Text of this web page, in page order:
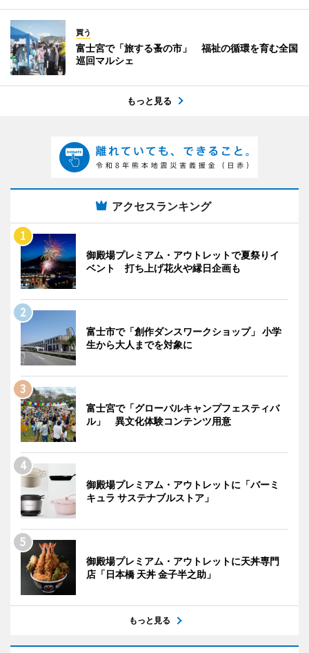
買う
富士宮で「旅する蚤の市」 福祉の循環を育む全国
巡回マルシェ
もっと見る
アクセスランキング
御殿場プレミアム・アウトレットで夏祭りイ
ベント 打ち上げ花火や縁日企画も
富士市で「創作ダンスワークショップ」 小学
生から大人までを対象に
富士宮で「グローバルキャンプフェスティバ
ル」 異文化体験コンテンツ用意
御殿場プレミアム・アウトレットに「バーミ
キュラ サステナブルストア」
御殿場プレミアム・アウトレットに天丼専門
店「日本橋 天丼 金子半之助」
もっと見る